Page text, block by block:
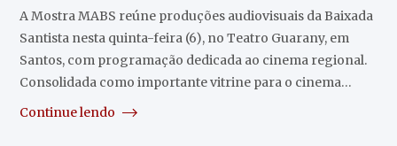
A Mostra MABS reúne produções audiovisuais da Baixada
Santista nesta quinta-feira (6), no Teatro Guarany, em
Santos, com programação dedicada ao cinema regional.
Consolidada como importante vitrine para o cinema…
Continue lendo